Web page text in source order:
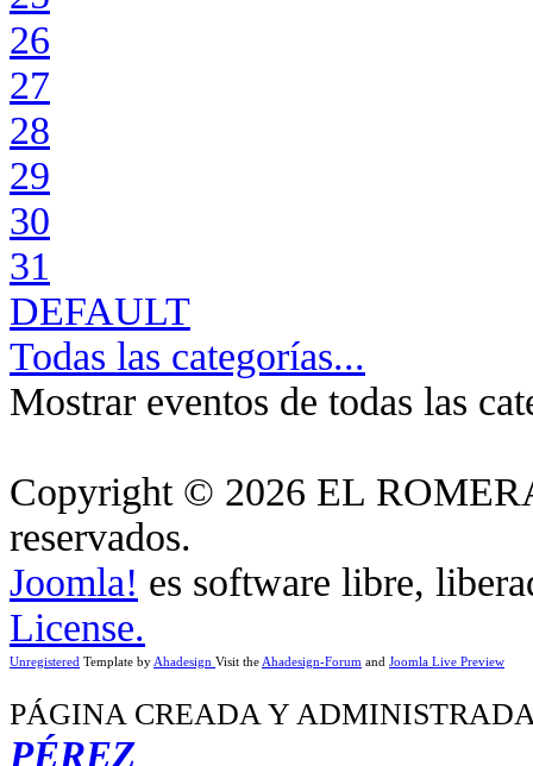
26
27
28
29
30
31
DEFAULT
Todas las categorías...
Mostrar eventos de todas las
Copyright © 2026 EL
reservados.
Joomla! es software libre,
License.
Unregistered Template by Ahadesign Visit the Ahadesign-Forum and Joomla Live Preview
PÁGINA CREADA Y
PÉREZ